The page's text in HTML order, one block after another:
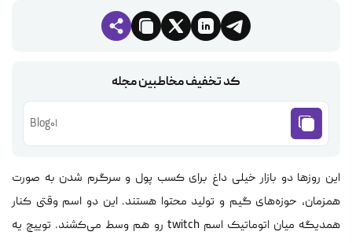
کد تخفیف مخاطبین مجله
Blog01
این روزها دو بازار خیلی داغ برای کسب پول و سرگرم شدن به صورت
همزمان، حوزه‌های گیم و تولید محتوا هستند. این دو اسم وقتی کنار
همدیگه میان اتوماتیک اسم twitch رو هم وسط می‌کشند. توییچ یه